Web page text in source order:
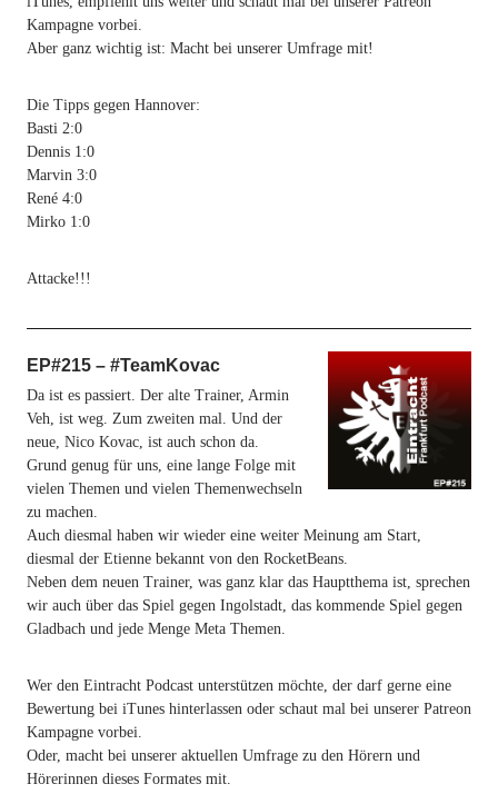
Kampagne vorbei.
Aber ganz wichtig ist: Macht bei unserer Umfrage mit!
Die Tipps gegen Hannover:
Basti 2:0
Dennis 1:0
Marvin 3:0
René 4:0
Mirko 1:0
Attacke!!!
EP#215 – #TeamKovac
Da ist es passiert. Der alte Trainer, Armin
Veh, ist weg. Zum zweiten mal. Und der
neue, Nico Kovac, ist auch schon da.
Grund genug für uns, eine lange Folge mit
vielen Themen und vielen Themenwechseln
zu machen.
Auch diesmal haben wir wieder eine weiter Meinung am Start,
diesmal der Etienne bekannt von den RocketBeans.
Neben dem neuen Trainer, was ganz klar das Hauptthema ist, sprechen
wir auch über das Spiel gegen Ingolstadt, das kommende Spiel gegen
Gladbach und jede Menge Meta Themen.
Wer den Eintracht Podcast unterstützen möchte, der darf gerne eine
Bewertung bei iTunes hinterlassen oder schaut mal bei unserer Patreon
Kampagne vorbei.
Oder, macht bei unserer aktuellen Umfrage zu den Hörern und
Hörerinnen dieses Formates mit.